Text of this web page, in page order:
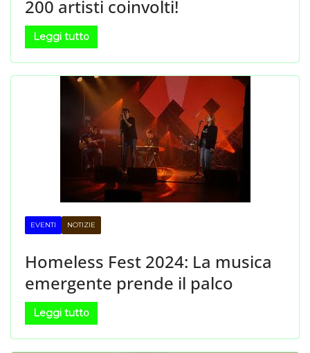
200 artisti coinvolti!
Leggi tutto
EVENTI NOTIZIE
Homeless Fest 2024: La musica
emergente prende il palco
Leggi tutto